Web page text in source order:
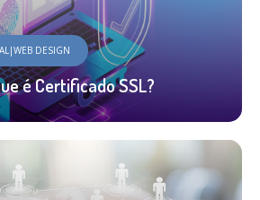
DESIGN
é Certificado SSL?